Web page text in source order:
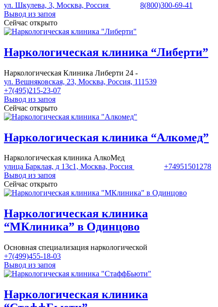
ул. Шкулева, 3, Москва, Россия
8(800)300-69-41
Вывод из запоя
Сейчас открыто
Наркологическая клиника “Либерти”
Наркологическая Клиника Либерти 24 -
ул. Вешняковская, 23, Москва, Россия, 111539
+7(495)215-23-07
Вывод из запоя
Сейчас открыто
Наркологическая клиника “Алкомед”
Наркологическая клиника АлкоМед
улица Барклая, д 13с1, Москва, Россия
+74951501278
Вывод из запоя
Сейчас открыто
Наркологическая клиника
“МКлиника” в Одинцово
Основная специализация наркологической
+7(499)455-18-03
Вывод из запоя
Наркологическая клиника